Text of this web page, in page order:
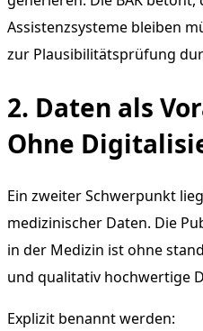
Assistenzsysteme bleiben
zur Plausibilitätsprüfung
2. Daten als
Ohne
Ein zweiter Schwerpunkt
medizinischer Daten. Die
in der Medizin ist ohne
und qualitativ hochwertige
Explizit benannt werden: